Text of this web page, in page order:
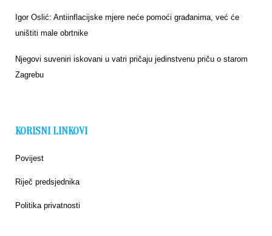
Igor Oslić: Antiinflacijske mjere neće pomoći građanima, već će
uništiti male obrtnike
Njegovi suveniri iskovani u vatri pričaju jedinstvenu priču o starom
Zagrebu
KORISNI LINKOVI
Povijest
Riječ predsjednika
Politika privatnosti